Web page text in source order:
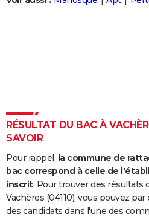
DICTIONNAIRE
Dictionnaire
Biographies
Citations
Expressions
Proverbes
PROGRAMME TV
COPAINS D'AVANT
S'inscrire
Se connecter
Lycées
Collèges
Primaires
Universités
Entreprises
Service militaire
Avis de recherche
AVIS DE DÉCÈS
FORUM
RÉSULTAT DU BAC À
SAVOIR
Pour rappel, la commune de
bac correspond à celle de
inscrit. Pour trouver des résultats
Vachères (04110), vous pouvez
des candidats dans l'une des